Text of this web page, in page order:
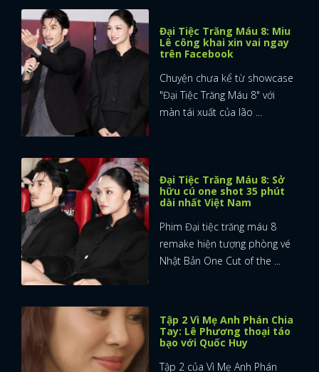
x
ĐĂNG NHẬP
Đại Tiệc Trăng Máu 8: Miu
Lê công khai xin vai ngay
trên Facebook
Chuyện chưa kể từ showcase
"Đại Tiệc Trăng Máu 8" với
màn tái xuất của lão ...
Đại Tiệc Trăng Máu 8: Sở
hữu cú one shot 35 phút
dài nhất Việt Nam
Phim Đại tiệc trăng máu 8
remake hiện tượng phòng vé
Nhật Bản One Cut of the ...
Tập 2 Vì Mẹ Anh Phán Chia
Tay: Lê Phương thoại táo
bạo với Quốc Huy
Tập 2 của Vì Mẹ Anh Phán